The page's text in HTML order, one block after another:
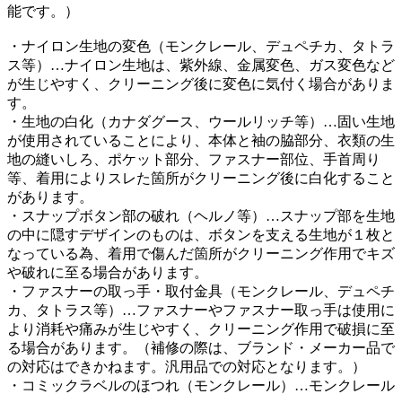
能です。）
・ナイロン生地の変色（モンクレール、デュペチカ、タトラ
ス等）…ナイロン生地は、紫外線、金属変色、ガス変色など
が生じやすく、クリーニング後に変色に気付く場合がありま
す。
・生地の白化（カナダグース、ウールリッチ等）…固い生地
が使用されていることにより、本体と袖の脇部分、衣類の生
地の縫いしろ、ポケット部分、ファスナー部位、手首周り
等、着用によりスレた箇所がクリーニング後に白化すること
があります。
・スナップボタン部の破れ（ヘルノ等）…スナップ部を生地
の中に隠すデザインのものは、ボタンを支える生地が１枚と
なっている為、着用で傷んだ箇所がクリーニング作用でキズ
や破れに至る場合があります。
・ファスナーの取っ手・取付金具（モンクレール、デュペチ
カ、タトラス等）…ファスナーやファスナー取っ手は使用に
より消耗や痛みが生じやすく、クリーニング作用で破損に至
る場合があります。（補修の際は、ブランド・メーカー品で
の対応はできかねます。汎用品での対応となります。）
・コミックラベルのほつれ（モンクレール）…モンクレール